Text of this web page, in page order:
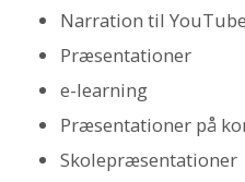
Narration til
Præsentationer
e-learning
Præsentationer på
Skolepræsentationer